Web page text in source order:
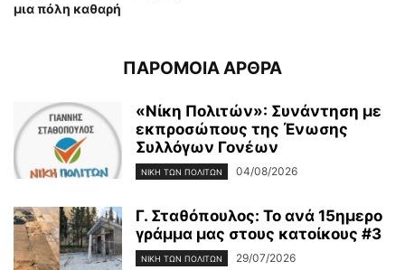
μια πόλη καθαρή
ΠΑΡΟΜΟΙΑ ΑΡΘΡΑ
«Νίκη Πολιτών»: Συνάντηση με
εκπροσώπους της Ένωσης
Συλλόγων Γονέων
ΝΊΚΗ ΤΩΝ ΠΟΛΙΤΏΝ 04/08/2026
Γ. Σταθόπουλος: Το ανά 15ημερο
γράμμα μας στους κατοίκους #3
ΝΊΚΗ ΤΩΝ ΠΟΛΙΤΏΝ 29/07/2026